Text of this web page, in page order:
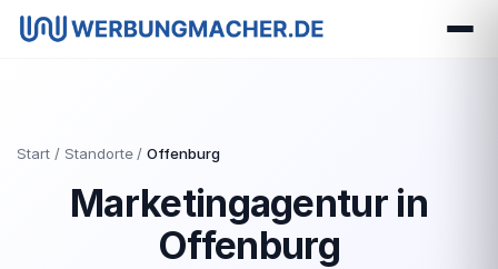
Start Standorte Offenburg
Marketingagentur in
Offenburg